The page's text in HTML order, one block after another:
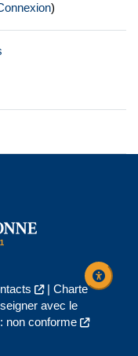
)
| Charte
avec le
non conforme